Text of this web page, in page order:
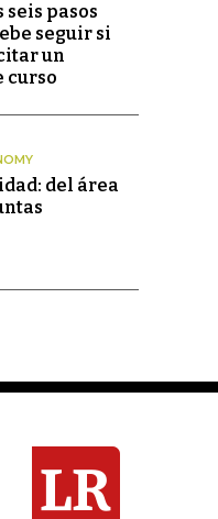
seis pasos
seguir si
un
curso
del área